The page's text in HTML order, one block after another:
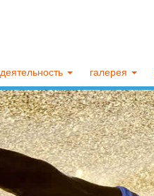
деятельность галерея